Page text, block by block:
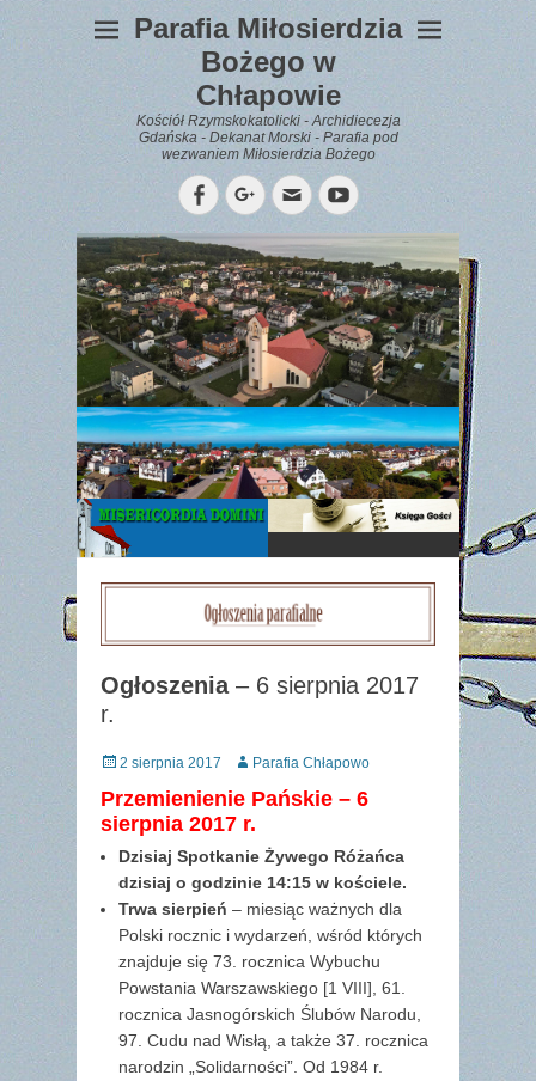
Parafia Miłosierdzia
Bożego w
Chłapowie
Kościół Rzymskokatolicki - Archidiecezja
Gdańska - Dekanat Morski - Parafia pod
wezwaniem Miłosierdzia Bożego
FacebookGoogleplus
EmailYouTube
WYPOCZYNEK
Gazetka
Parafialna
Ogłoszenia– 6 sierpnia 2017
r.
Posted
2 sierpnia 2017 Author
Parafia Chłapowo
Przemienienie Pańskie – 6
sierpnia 2017 r.
Dzisiaj Spotkanie Żywego Różańca
dzisiaj o godzinie 14:15 w kościele.
Trwa sierpień – miesiąc ważnych dla
Polski rocznic i wydarzeń, wśród których
znajduje się 73. rocznica Wybuchu
Powstania Warszawskiego [1 VIII], 61.
rocznica Jasnogórskich Ślubów Narodu,
97. Cudu nad Wisłą, a także 37. rocznica
narodzin „Solidarności”. Od 1984 r.